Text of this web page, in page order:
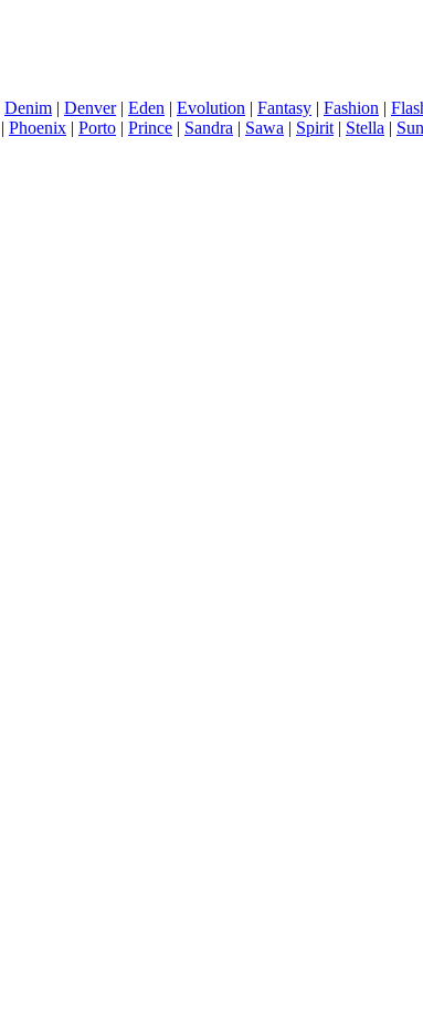
Denim | Denver| Eden | Evolution | Fantasy | Fashion |
| Phoenix | Porto | Prince | Sandra | Sawa | Spirit | Stella |